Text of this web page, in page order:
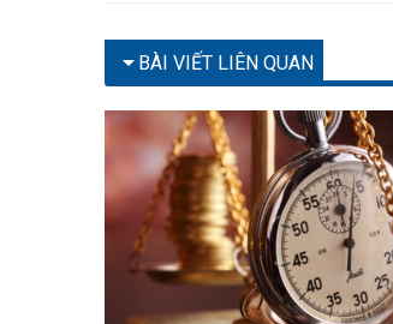
BÀI VIẾT LIÊN QUAN